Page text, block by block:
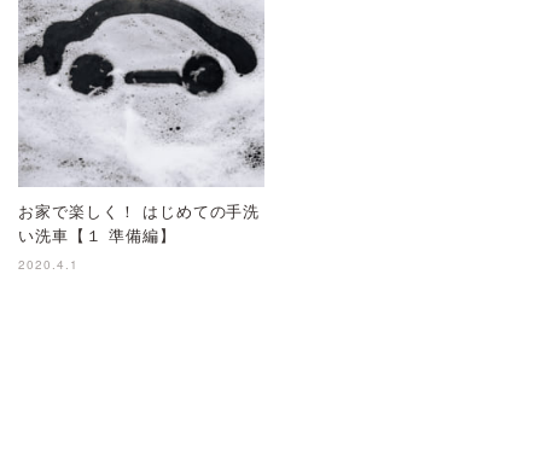
お家で楽しく！ はじめての手洗
い洗車【１ 準備編】
2020.4.1